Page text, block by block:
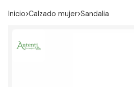
Inicio calzado mujer sandalia